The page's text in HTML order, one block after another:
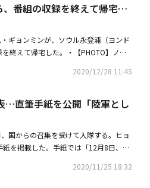
魅力を見せて注目を集めました。昨年
身のSORNがグループを脱退。また、
最終3位を獲得。Kep1erのメンバー
得し、今年期待のガールズグループに
当初から「CUPID」「WINDY DAY」
。2018年に「Secret Garden」で初
イトル曲「Nonstop」と共にロングヒ
時間スペシャルに出演し、「Dun Dun
話題となりました。◆ROMEO：5月7日
ープとしてデビュー。リリースした
ンギ＆チョン・ヘソン主演のドラマ
、番組の収録を終えて帰宅…
ギョンミンが、ソウル永登浦（ヨンド
終えて帰宅した。・【PHOTO】ノ・
す成長する姿を見せたい
2020/12/28 11:45
…直筆手紙を公開「陸軍とし
国からの召集を受けて入隊する。ヒョ
を掲載した。手紙では「12月8日、陸
てこれると思います」と入隊への所感を
2020/11/25 18:32